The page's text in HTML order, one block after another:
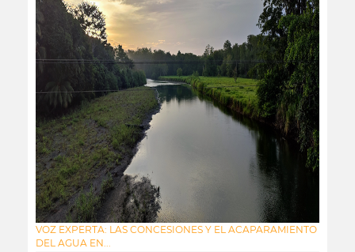
VOZ EXPERTA: LAS CONCESIONES Y EL ACAPARAMIENTO
DEL AGUA EN...